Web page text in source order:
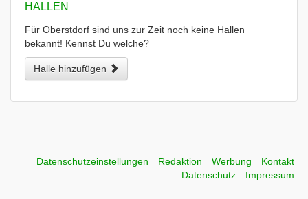
HALLEN
Für Oberstdorf sind uns zur Zeit noch keine Hallen
bekannt! Kennst Du welche?
Halle hinzufügen
Datenschutzeinstellungen Redaktion Werbung
Kontakt
Datenschutz
Impressum